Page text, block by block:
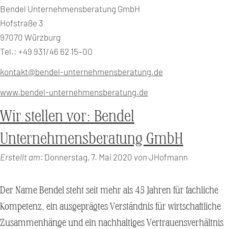
Bendel Unternehmensberatung GmbH
Hofstraße 3
97070 Würzburg
Tel.: +49 931/46 62 15–00
kontakt@bendel-unternehmensberatung.de
www.bendel-unternehmensberatung.de
Wir stellen vor: Bendel
Unternehmensberatung GmbH
Erstellt am: Donnerstag, 7. Mai 2020 von JHofmann
Der Name Bendel steht seit mehr als 45 Jahren für fachliche
Kompetenz, ein ausgeprägtes Verständnis für wirtschaftliche
Zusammenhänge und ein nachhaltiges Vertrauensverhältnis